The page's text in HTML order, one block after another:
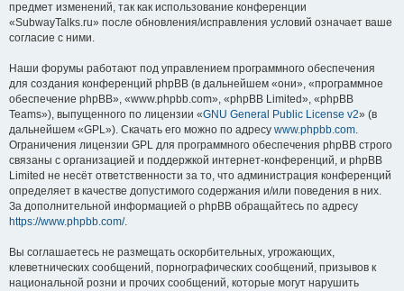
предмет изменений, так как использование конференции
«SubwayTalks.ru» после обновления/исправления условий означает ваше
согласие с ними.
Наши форумы работают под управлением программного обеспечения
для создания конференций phpBB (в дальнейшем «они», «программное
обеспечение phpBB», «www.phpbb.com», «phpBB Limited», «phpBB
Teams»), выпущенного по лицензии «GNU General Public License v2» (в
дальнейшем «GPL»). Скачать его можно по адресу www.phpbb.com.
Ограничения лицензии GPL для программного обеспечения phpBB строго
связаны с организацией и поддержкой интернет-конференций, и phpBB
Limited не несёт ответственности за то, что администрация конференций
определяет в качестве допустимого содержания и/или поведения в них.
За дополнительной информацией о phpBB обращайтесь по адресу
https://www.phpbb.com/.
Вы соглашаетесь не размещать оскорбительных, угрожающих,
клеветнических сообщений, порнографических сообщений, призывов к
национальной розни и прочих сообщений, которые могут нарушить